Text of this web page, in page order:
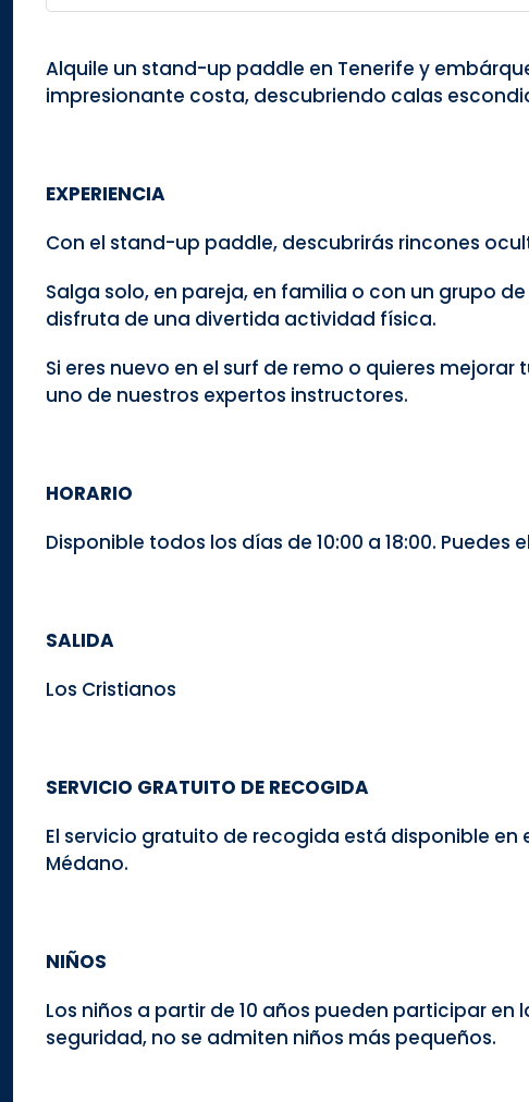
Alquile un stand-up paddle en Tenerife y
impresionante costa, descubriendo calas
EXPERIENCIA
Con el stand-up paddle, descubrirás rincones
Salga solo, en pareja, en familia o con un grupo
disfruta de una divertida actividad física.
Si eres nuevo en el surf de remo o quieres
uno de nuestros expertos instructores.
HORARIO
Disponible todos los días de 10:00 a 18:00. Puedes
SALIDA
Los Cristianos
SERVICIO GRATUITO DE RECOGIDA
El servicio gratuito de recogida está disponible en
Médano.
NIÑOS
Los niños a partir de 10 años pueden participar
seguridad, no se admiten niños más pequeños.